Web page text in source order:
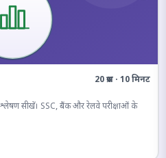
20 प्रश्न · 10 मिनट
सीखें। SSC, बैंक और रेलवे परीक्षाओं के